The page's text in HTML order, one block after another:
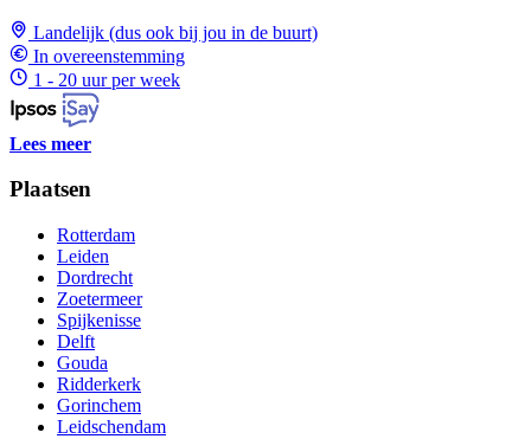
Landelijk (dus ook bij jou in de buurt)
In overeenstemming
1 - 20 uur per week
Lees meer
Plaatsen
Rotterdam
Leiden
Dordrecht
Zoetermeer
Spijkenisse
Delft
Gouda
Ridderkerk
Gorinchem
Leidschendam